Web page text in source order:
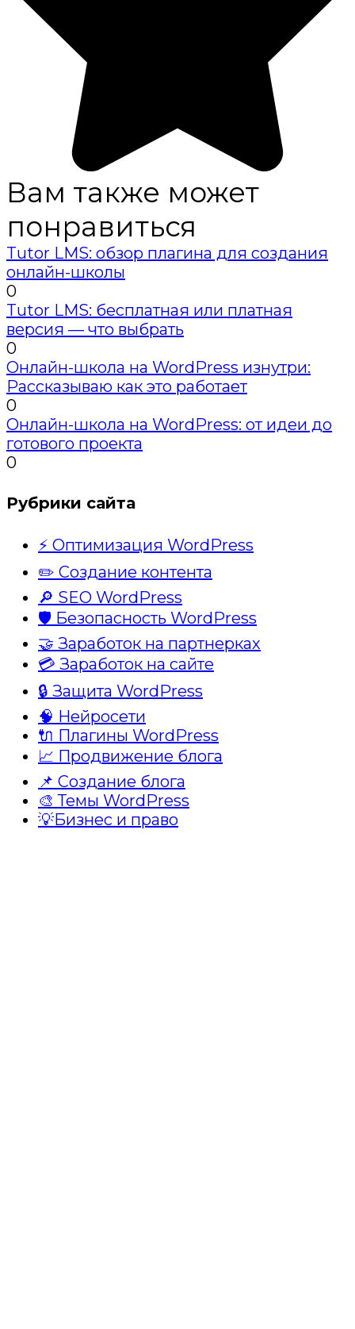
Вам также может
понравиться
Tutor LMS: обзор плагина для создания
онлайн-школы
0
Tutor LMS: бесплатная или платная
версия — что выбрать
0
Онлайн-школа на WordPress изнутри:
Рассказываю как это работает
0
Онлайн-школа на WordPress: от идеи до
готового проекта
0
Рубрики сайта
⚡ Оптимизация WordPress
✏️ Создание контента
🔎 SEO WordPress
🛡️ Безопасность WordPress
🤝 Заработок на партнерках
💳 Заработок на сайте
🔒 Защита WordPress
🧠 Нейросети
🔌 Плагины WordPress
📈 Продвижение блога
📌 Создание блога
🎨 Темы WordPress
💡Бизнес и право